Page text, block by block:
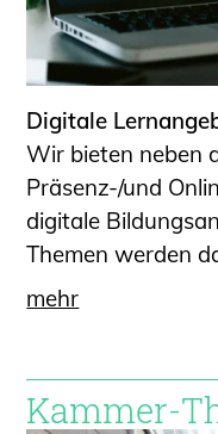
Digitale
Wir bieten neben
Präsenz-/und
digitale
Themen werden
mehr
Kammer-